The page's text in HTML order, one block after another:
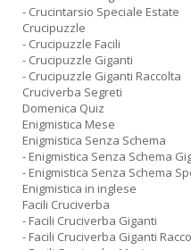
- Crucintarsio Speciale Estate
Crucipuzzle
- Crucipuzzle Facili
- Crucipuzzle Giganti
- Crucipuzzle Giganti Raccolta
Cruciverba Segreti
Domenica Quiz
Enigmistica Mese
Enigmistica Senza Schema
- Enigmistica Senza Schema
- Enigmistica Senza Schema
Enigmistica in inglese
Facili Cruciverba
- Facili Cruciverba Giganti
- Facili Cruciverba Giganti